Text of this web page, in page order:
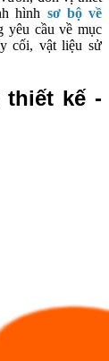
hình sơ bộ về
yêu cầu về mục
cối, vật liệu sử
thiết kế -